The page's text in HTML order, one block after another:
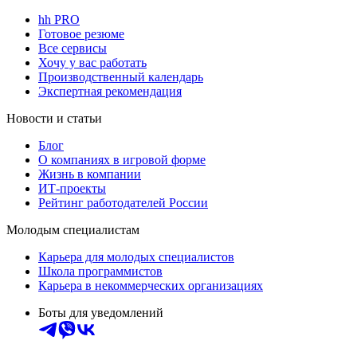
hh PRO
Готовое резюме
Все сервисы
Хочу у вас работать
Производственный календарь
Экспертная рекомендация
Новости и статьи
Блог
О компаниях в игровой форме
Жизнь в компании
ИТ-проекты
Рейтинг работодателей России
Молодым специалистам
Карьера для молодых специалистов
Школа программистов
Карьера в некоммерческих организациях
Боты для уведомлений